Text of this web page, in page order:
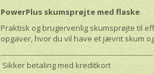
PowerPlus skumsprøjte med flaske
Praktisk og brugervenlig skumsprøjte til
opgaver, hvor du vil have et jævnt skum
----------------------------------------------------------------
Sikker betaling med kreditkort